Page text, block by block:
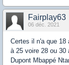
Fairplay63
06 déc. 2021
Certes il n'a que
à 25 voire 28 ou 30
Dupont Mbappé